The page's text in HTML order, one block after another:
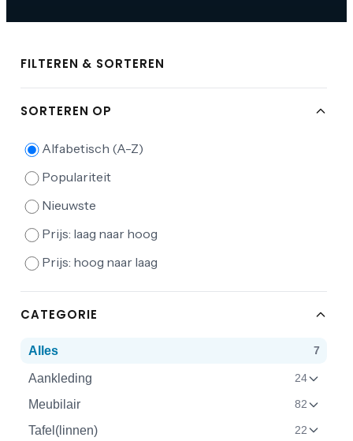
FILTEREN & SORTEREN
SORTEREN OP
Alfabetisch (A-Z)
Populariteit
Nieuwste
Prijs: laag naar hoog
Prijs: hoog naar laag
CATEGORIE
Alles 7
Aankleding 24
Meubilair 82
Tafel(linnen) 22